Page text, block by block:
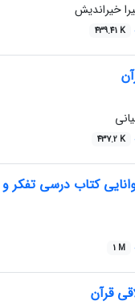
خیراندیش
439.41 K
437.2 K
کتاب ‌درسی تفکر و
1 M
قرآن